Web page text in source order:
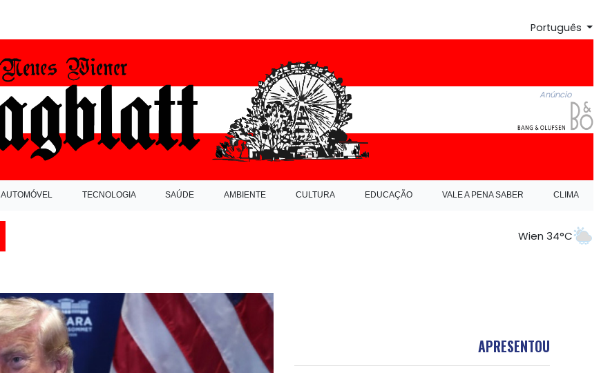
Português
Anúncio
AUTOMÓVEL TECNOLOGIA SAÚDE AMBIENTE CULTURA EDUCAÇÃO VALE A PENA SABER CLIMA
Wien 34°C
APRESENTOU